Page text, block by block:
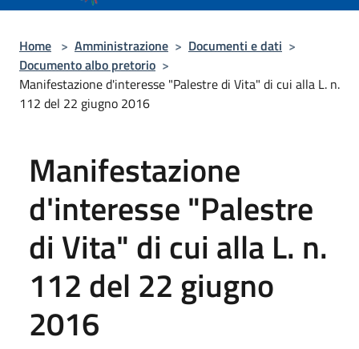
Home > Amministrazione > Documenti e dati >
Documento albo pretorio >
Manifestazione d'interesse "Palestre di Vita" di cui alla L. n.
112 del 22 giugno 2016
Manifestazione
d'interesse "Palestre
di Vita" di cui alla L. n.
112 del 22 giugno
2016